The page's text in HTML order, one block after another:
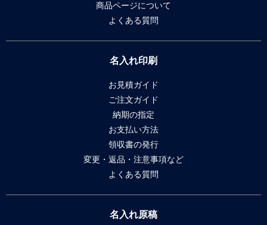
商品ページについて
よくある質問
名入れ印刷
お見積ガイド
ご注文ガイド
納期の指定
お支払い方法
領収書の発行
変更・返品・注意事項など
よくある質問
名入れ原稿